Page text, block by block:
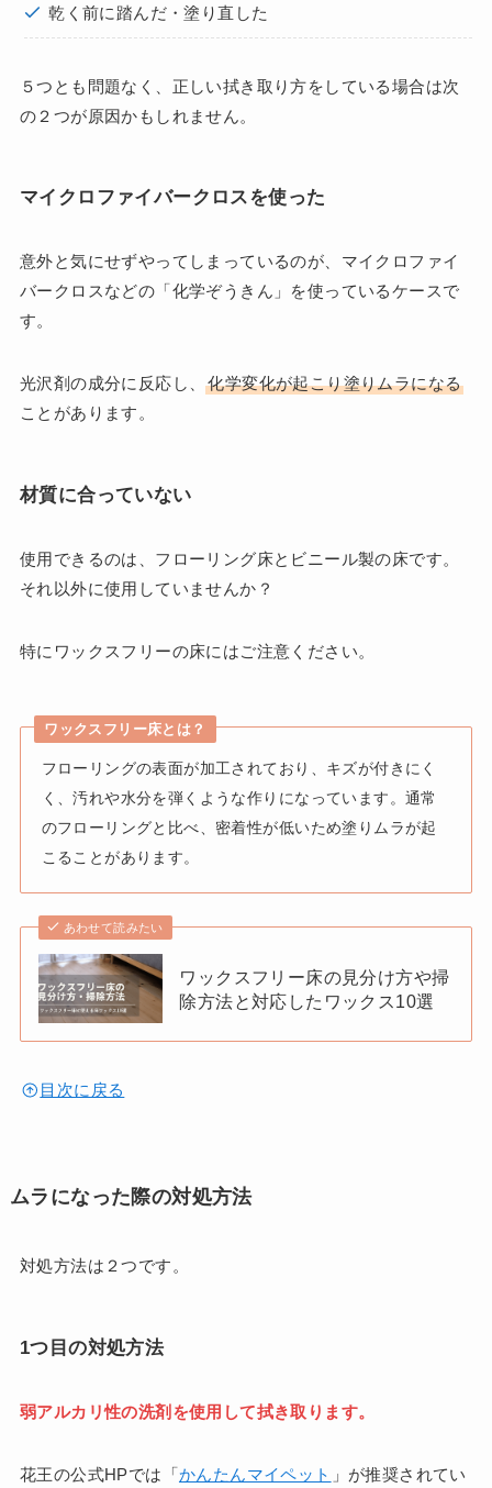
乾く前に踏んだ・塗り直した
５つとも問題なく、正しい拭き取り方をしている場合は次
の２つが原因かもしれません。
マイクロファイバークロスを使った
意外と気にせずやってしまっているのが、マイクロファイ
バークロスなどの「化学ぞうきん」を使っているケースで
す。
光沢剤の成分に反応し、化学変化が起こり塗りムラになる
ことがあります。
材質に合っていない
使用できるのは、フローリング床とビニール製の床です。
それ以外に使用していませんか？
特にワックスフリーの床にはご注意ください。
ワックスフリー床とは？
フローリングの表面が加工されており、キズが付きにく
く、汚れや水分を弾くような作りになっています。通常
のフローリングと比べ、密着性が低いため塗りムラが起
こることがあります。
あわせて読みたい
ワックスフリー床の見分け方や掃
除方法と対応したワックス10選
目次に戻る
ムラになった際の対処方法
対処方法は２つです。
1つ目の対処方法
弱アルカリ性の洗剤を使用して拭き取ります。
花王の公式HPでは「かんたんマイペット 」が推奨されてい